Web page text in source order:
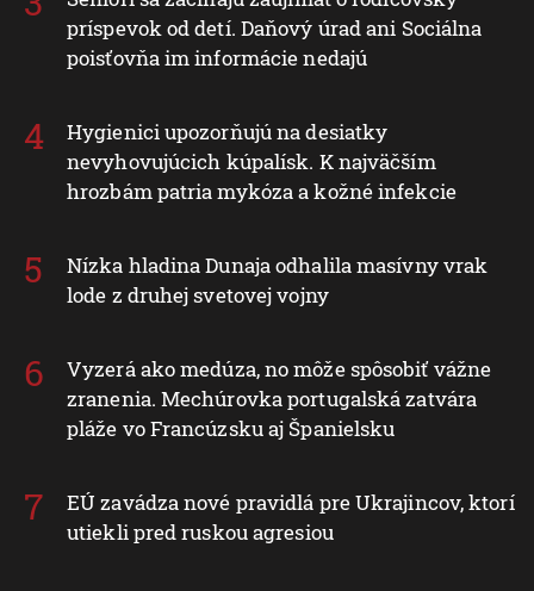
príspevok od detí. Daňový úrad ani Sociálna
poisťovňa im informácie nedajú
Hygienici upozorňujú na desiatky
nevyhovujúcich kúpalísk. K najväčším
hrozbám patria mykóza a kožné infekcie
Nízka hladina Dunaja odhalila masívny vrak
lode z druhej svetovej vojny
Vyzerá ako medúza, no môže spôsobiť vážne
zranenia. Mechúrovka portugalská zatvára
pláže vo Francúzsku aj Španielsku
EÚ zavádza nové pravidlá pre Ukrajincov, ktorí
utiekli pred ruskou agresiou